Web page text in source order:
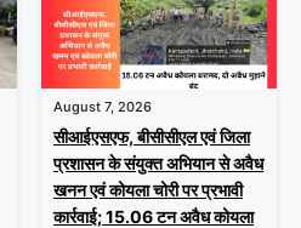
August 7, 2026
सीआईएसएफ, बीसीसीएल एवं जिला
प्रशासन के संयुक्त अभियान से अवैध
खनन एवं कोयला चोरी पर प्रभावी
कार्रवाई; 15.06 टन अवैध कोयला